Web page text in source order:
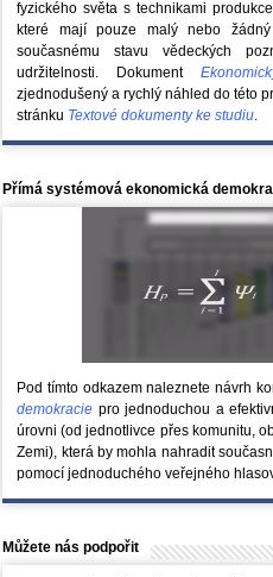
fyzického světa s technikami
které mají pouze malý nebo
současnému stavu vědeckých
udržitelnosti. Dokument
zjednodušený a rychlý náhled do této
stránku Textové dokumenty ke studiu.
Přímá systémová ekonomická
Pod tímto odkazem naleznete návrh
demokracie pro jednoduchou a
úrovni (od jednotlivce přes komunitu,
Zemi), která by mohla nahradit
pomocí jednoduchého veřejného
Můžete nás podpořit